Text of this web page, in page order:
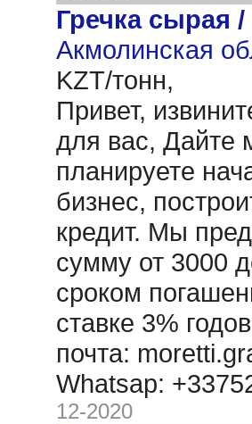
Гречка сырая /
Акмолинская
KZT/тонн,
Привет,
для вас, Дайте
планируете
бизнес,
кредит. Мы
сумму от 3000
сроком
ставке 3%
почта:
Whatsap:
12-2020